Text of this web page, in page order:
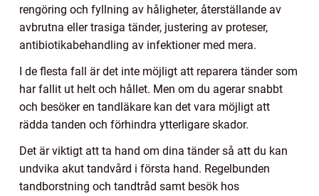
rengöring och fyllning av håligheter, återställande av
avbrutna eller trasiga tänder, justering av proteser,
antibiotikabehandling av infektioner med mera.
I de flesta fall är det inte möjligt att reparera tänder som
har fallit ut helt och hållet. Men om du agerar snabbt
och besöker en tandläkare kan det vara möjligt att
rädda tanden och förhindra ytterligare skador.
Det är viktigt att ta hand om dina tänder så att du kan
undvika akut tandvård i första hand. Regelbunden
tandborstning och tandtråd samt besök hos